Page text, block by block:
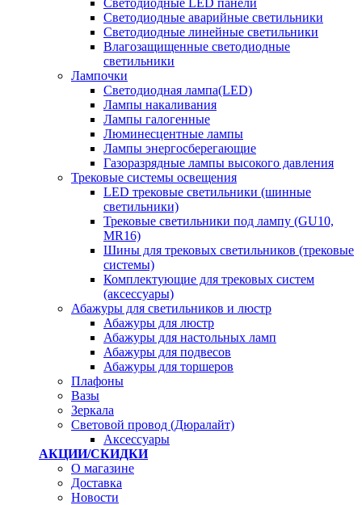
Светодиодные LED панели
Светодиодные аварийные светильники
Светодиодные линейные светильники
Влагозащищенные светодиодные
светильники
Лампочки
Светодиодная лампа(LED)
Лампы накаливания
Лампы галогенные
Люминесцентные лампы
Лампы энергосберегающие
Газоразрядные лампы высокого давления
Трековые системы освещения
LED трековые светильники (шинные
светильники)
Трековые светильники под лампу (GU10,
MR16)
Шины для трековых светильников (трековые
системы)
Комплектующие для трековых систем
(аксессуары)
Абажуры для светильников и люстр
Абажуры для люстр
Абажуры для настольных ламп
Абажуры для подвесов
Абажуры для торшеров
Плафоны
Вазы
Зеркала
Световой провод (Дюралайт)
Аксессуары
АКЦИИ/СКИДКИ
О магазине
Доставка
Новости